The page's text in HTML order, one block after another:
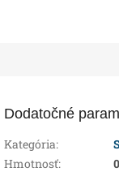
Dodatočné
Kategória:
Hmotnosť: